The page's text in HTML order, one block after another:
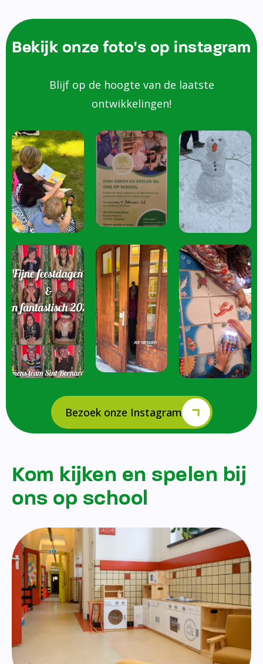
Bekijk onze foto's op instagram
Blijf op de hoogte van de laatste
ontwikkelingen!
Bezoek onze Instagram
Kom kijken en spelen bij
ons op school